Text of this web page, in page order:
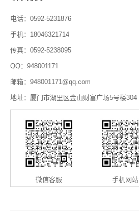
电话：0592-5231876
手机：18046321714
传真：0592-5238095
QQ：948001171
邮箱：948001171@qq.com
地址：厦门市湖里区金山财富广场5号楼304
微信客服 手机网站